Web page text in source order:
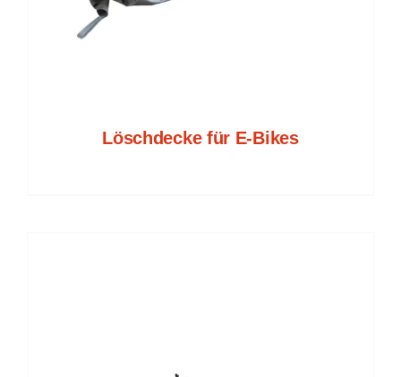
Löschdecke für E-Bikes